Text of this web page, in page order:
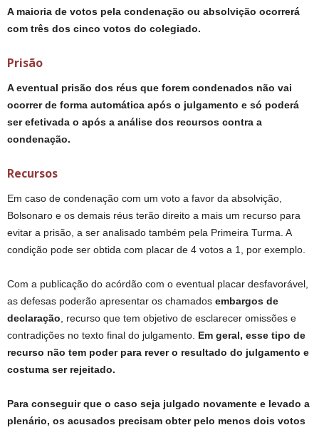
A maioria de votos pela condenação ou absolvição ocorrerá
com três dos cinco votos do colegiado.
Prisão
A eventual prisão dos réus que forem condenados não vai
ocorrer de forma automática após o julgamento e só poderá
ser efetivada o após a análise dos recursos contra a
condenação.
Recursos
Em caso de condenação com um voto a favor da absolvição,
Bolsonaro e os demais réus terão direito a mais um recurso para
evitar a prisão, a ser analisado também pela Primeira Turma. A
condição pode ser obtida com placar de 4 votos a 1, por exemplo.
Com a publicação do acórdão com o eventual placar desfavorável,
as defesas poderão apresentar os chamados embargos de
declaração , recurso que tem objetivo de esclarecer omissões e
contradições no texto final do julgamento. Em geral, esse tipo de
recurso não tem poder para rever o resultado do julgamento e
costuma ser rejeitado.
Para conseguir que o caso seja julgado novamente e levado a
plenário, os acusados precisam obter pelo menos dois votos